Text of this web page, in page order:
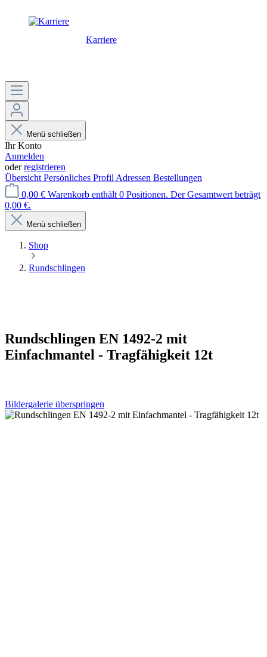
Karriere
Menü schließen
Ihr Konto
Anmelden
oderregistrieren
Übersicht Persönliches Profil Adressen Bestellungen
0,00 € Warenkorb enthält 0 Positionen. Der Gesamtwert beträgt
0,00 €.
Menü schließen
Shop
Rundschlingen
Rundschlingen EN 1492-2 mit
Einfachmantel - Tragfähigkeit 12t
Bildergalerie überspringen